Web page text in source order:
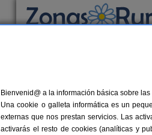
Casas Rurales
Bienvenid@ a la información básica sobre
Una cookie o galleta informática es un
externas que nos prestan servicios. Las
activarás el resto de cookies (analíticas y